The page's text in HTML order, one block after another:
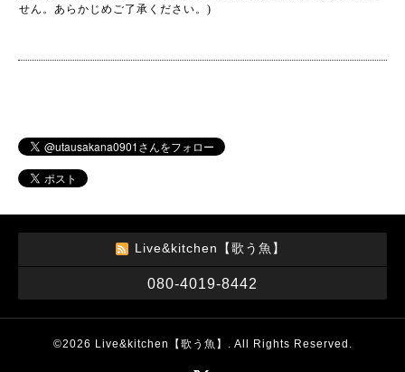
せん。あらかじめご了承ください。)
Live&kitchen【歌う魚】
080-4019-8442
©2026 Live&kitchen【歌う魚】 . All Rights Reserved.